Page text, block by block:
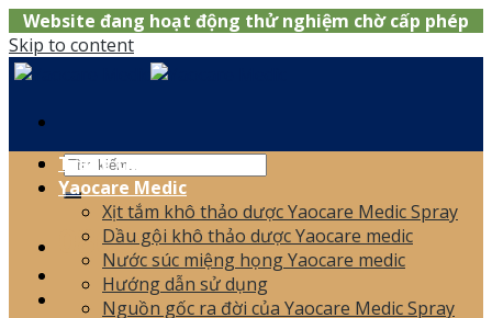
Website đang hoạt động thử nghiệm chờ cấp phép
Skip to content
0866.120.006
Trang chủ
Yaocare Medic
Xịt tắm khô thảo dược Yaocare Medic Spray
Dầu gội khô thảo dược Yaocare medic
Nước súc miệng họng Yaocare medic
Hướng dẫn sử dụng
Nguồn gốc ra đời của Yaocare Medic Spray